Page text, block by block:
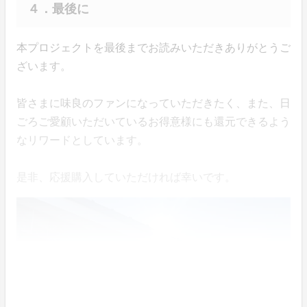
４．最後に
本プロジェクトを最後までお読みいただきありがとうご
ざいます。
皆さまに味良のファンになっていただきたく、また、日
ごろご愛顧いただいているお得意様にも還元できるよう
なリワードとしています。